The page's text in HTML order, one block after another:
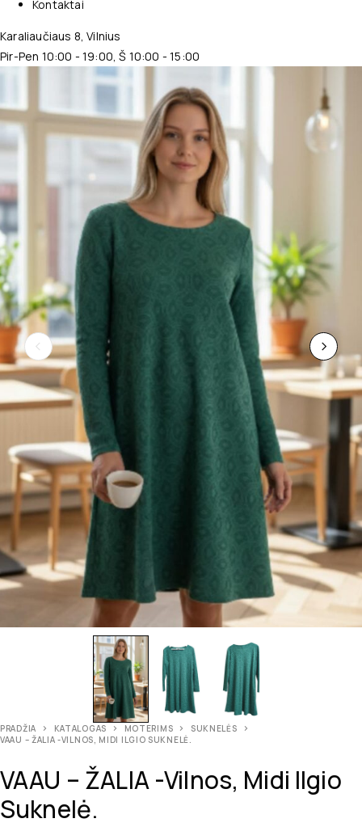
Kontaktai
Karaliaučiaus 8, Vilnius
Pir-Pen 10:00 - 19:00, Š 10:00 - 15:00
PRADŽIA KATALOGAS MOTERIMS
SUKNELĖS
VAAU – ŽALIA -VILNOS, MIDI ILGIO SUKNELĖ.
VAAU – ŽALIA -vilnos, Midi Ilgio
Suknelė.